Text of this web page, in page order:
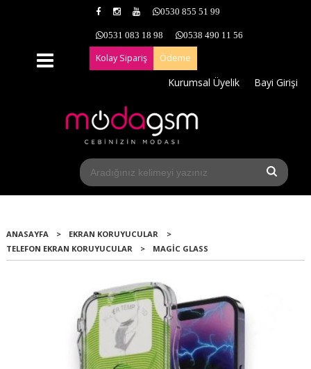
0530 855 51 99
0531 083 18 98 0538 490 11 56
Kolay Sipariş Ödeme
Kurumsal Üyelik Bayi Girişi
ANASAYFA > EKRAN KORUYUCULAR
>
TELEFON EKRAN KORUYUCULAR
> MAGIC GLASS